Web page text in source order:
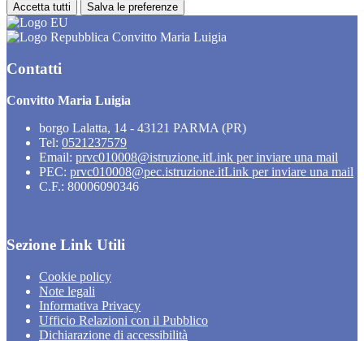
Accetta tutti Salva le preferenze
Convitto Maria Luigia
Contatti
Convitto Maria Luigia
borgo Lalatta, 14 - 43121 PARMA (PR)
Tel: 0521237579
Email: prvc010008@istruzione.itLink per inviare una mail
PEC: prvc010008@pec.istruzione.itLink per inviare una mail
C.F.: 80006090346
Sezione Link Utili
Cookie policy
Note legali
Informativa Privacy
Ufficio Relazioni con il Pubblico
Dichiarazione di accessibilità